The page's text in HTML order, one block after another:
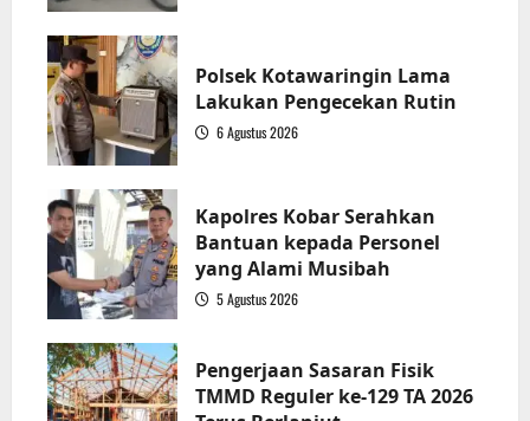
Polsek Kotawaringin Lama
Lakukan Pengecekan Rutin
6 Agustus 2026
Kapolres Kobar Serahkan
Bantuan kepada Personel
yang Alami Musibah
5 Agustus 2026
Pengerjaan Sasaran Fisik
TMMD Reguler ke-129 TA 2026